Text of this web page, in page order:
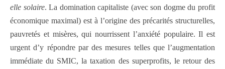
elle solaire. La domination capitaliste (avec son dogme du profit
économique maximal) est à l’origine des précarités structurelles,
pauvretés et misères, qui nourrissent l’anxiété populaire. Il est
urgent d’y répondre par des mesures telles que l’augmentation
immédiate du SMIC, la taxation des superprofits, le retour des